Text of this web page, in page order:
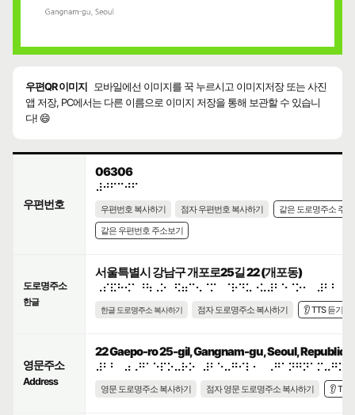
우편QR 이미지
모바일에선 이미지를 꾹 누르시고 이미지저장 또는 사진
앱 저장, PC에서는 다른 이름으로 이미지 저장을 통해 보관할 수 있습니
다! 😄
우편번호
06306
⠼⠚⠋⠉⠚⠋
우편번호 복사하기 점자 우편번호 복사하기
같은 도로명주소 주
같은 우편번호 주소보기
도로명주소
한글
서울특별시 강남구 개포로25길 22 (개포동)
⠠⠎⠯⠓⠪⠁⠘⠳⠠⠕⠀⠫⠶⠉⠢⠈⠍⠀⠈⠗⠙⠥⠐⠥⠼⠃⠑⠈⠕⠂⠀⠼⠃⠃
한글 도로명주소 복사하기 점자 도로명주소 복사하기 👂 TTS 듣기
영문주소
Address
22 Gaepo-ro 25-gil, Gangnam-gu, Seoul, Republic
영문 도로명주소 복사하기 점자 영문 도로명주소 복사하기 👂 TTS